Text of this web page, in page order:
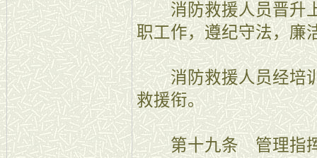
消防救援人员晋升上
职工作，遵纪守法，廉
消防救援人员经培训
救援衔。
第十九条 管理指挥